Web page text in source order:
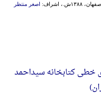
اشراف:
اصغر منتظر
کتابخانه سیداحمد